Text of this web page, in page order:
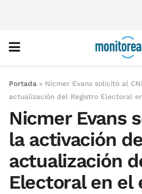
Portada » Nicmer Evans solicitó al
actualización del Registro Electoral
Nicmer Evans
la activación
actualización
Electoral en el